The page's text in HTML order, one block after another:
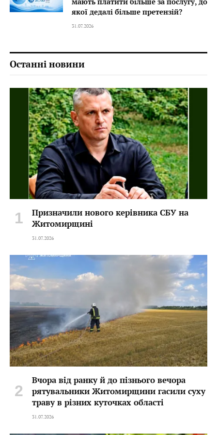
якої дедалі більше претензій?
31.07.2026
Останні новини
Призначили нового керівника СБУ на
Житомирщині
31.07.2026
Вчора від ранку й до пізнього вечора
рятувальники Житомирщини гасили суху
траву в різних куточках області
31.07.2026